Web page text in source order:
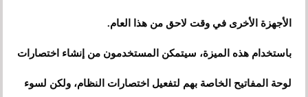
الأجهزة الأخرى في وقت لاحق من هذا العام.
باستخدام هذه الميزة، سيتمكن المستخدمون من إنشاء اختصارات
لوحة المفاتيح الخاصة بهم لتفعيل اختصارات النظام، ولكن لسوء